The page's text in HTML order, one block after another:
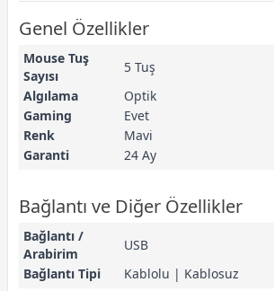
Genel Özellikler
Mouse Tuş
Sayısı
5 Tuş
Algılama
Optik
Gaming
Evet
Renk
Mavi
Garanti
24 Ay
Bağlantı ve Diğer Özellikler
Bağlantı /
Arabirim
USB
Bağlantı Tipi
Kablolu | Kablosuz